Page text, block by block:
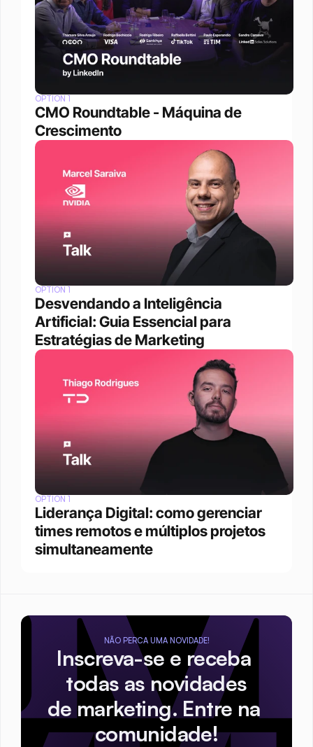
OPTION 1
CMO Roundtable - Máquina de
Crescimento
OPTION 1
Desvendando a Inteligência
Artificial: Guia Essencial para
Estratégias de Marketing
OPTION 1
Liderança Digital: como gerenciar
times remotos e múltiplos projetos
simultaneamente
NÃO PERCA UMA NOVIDADE!
Inscreva-se e receba
todas as novidades
de marketing. Entre na
comunidade!